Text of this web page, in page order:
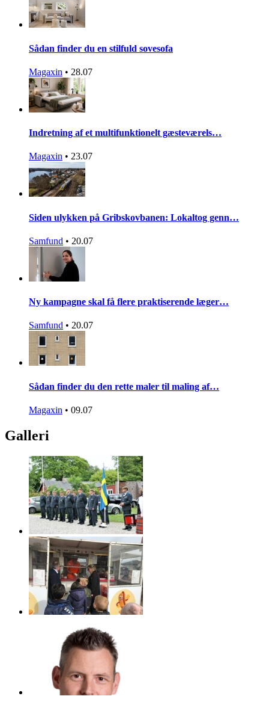
Sådan finder du en stilfuld sovesofa
Magaxin • 28.07
Indretning af et multifunktionelt gæsteværels…
Magaxin • 23.07
Siden ulykken på Gribskovbanen: Lokaltog genn…
Samfund • 20.07
Ny kampagne skal få flere praktiserende læger…
Samfund • 20.07
Sådan finder du den rette maler til maling af…
Magaxin • 09.07
Galleri